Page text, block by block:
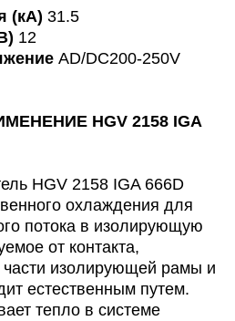
(кА) 31.5
12
AD/DC200-250V
HGV 2158 IGA
HGV 2158 IGA 666D
охлаждения для
потока в изолирующую
от контакта,
части изолирующей рамы и
естественным путем.
тепло в системе